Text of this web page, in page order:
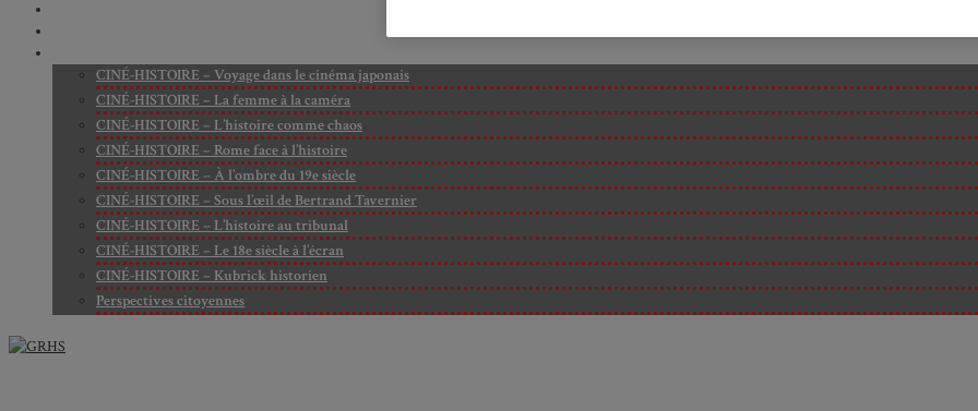
CINÉ-HISTOIRE – Voyage dans le cinéma japonais
CINÉ-HISTOIRE – La femme à la caméra
CINÉ-HISTOIRE – L’histoire comme chaos
CINÉ-HISTOIRE – Rome face à l’histoire
CINÉ-HISTOIRE – À l’ombre du 19e siècle
CINÉ-HISTOIRE – Sous l’œil de Bertrand Tavernier
CINÉ-HISTOIRE – L’histoire au tribunal
CINÉ-HISTOIRE – Le 18e siècle à l’écran
CINÉ-HISTOIRE – Kubrick historien
Perspectives citoyennes